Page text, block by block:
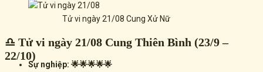
Tử vi ngày 21/08 Cung Xử Nữ
♎ Tử vi ngày 21/08 Cung Thiên Bình (23/9 –
22/10)
Sự nghiệp: 🌟🌟🌟🌟🌟